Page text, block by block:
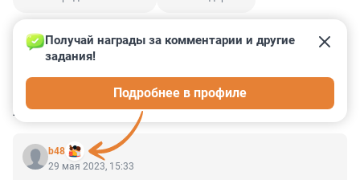
КОММЕНТАРИИ 4
b48
Получай награды за комментарии и другие
задания!
Подробнее в профиле
29 мая 2023, 15:33